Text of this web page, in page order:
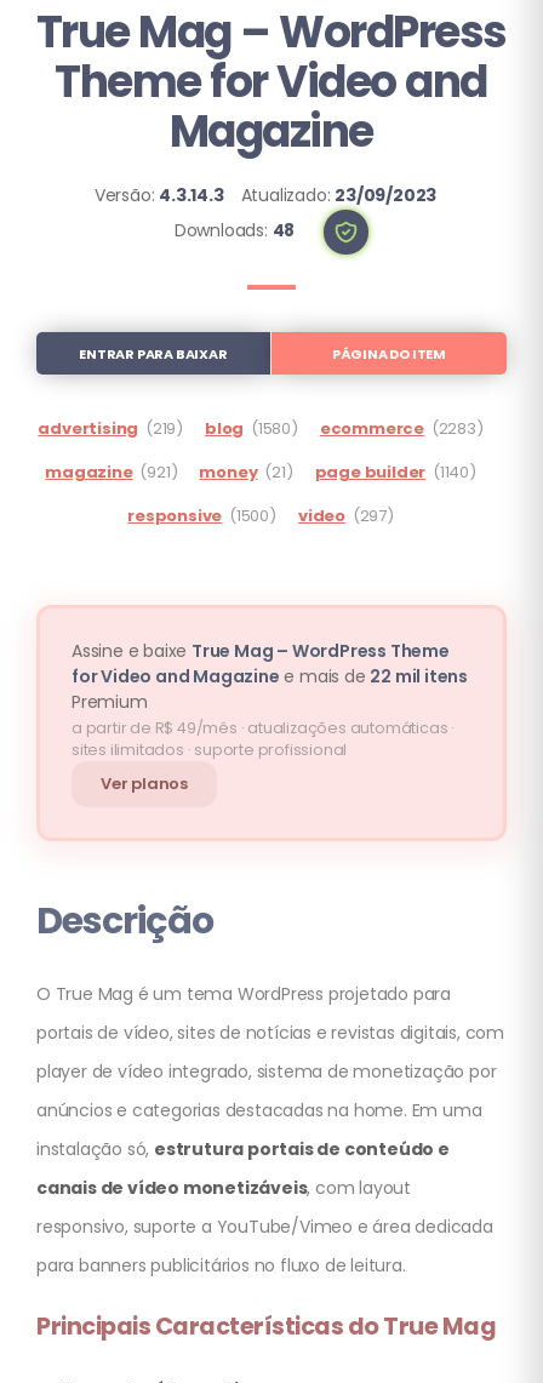
True Mag – WordPress
Theme for Video and
Magazine
Versão: 4.3.14.3 Atualizado: 23/09/2023
Downloads: 48
ENTRAR PARA BAIXAR PÁGINA DO ITEM
advertising (219) blog (1580) ecommerce (2283)
magazine (921) money (21) page builder (1140)
responsive (1500) video (297)
Assine e baixe True Mag – WordPress Theme
for Video and Magazine e mais de 22 mil itens
Premium
a partir de R$ 49/mês · atualizações automáticas ·
sites ilimitados · suporte profissional
Ver planos
Descrição
O True Mag é um tema WordPress projetado para
portais de vídeo, sites de notícias e revistas digitais, com
player de vídeo integrado, sistema de monetização por
anúncios e categorias destacadas na home. Em uma
instalação só, estrutura portais de conteúdo e
canais de vídeo monetizáveis, com layout
responsivo, suporte a YouTube/Vimeo e área dedicada
para banners publicitários no fluxo de leitura.
Principais Características do True Mag